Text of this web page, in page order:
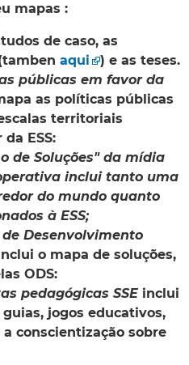
mapas :
de caso, as
aqui
) e as teses.
públicas em favor da
as políticas públicas
territoriais
ESS:
de Soluções" da mídia
inclui tanto uma
do mundo quanto
à ESS;
Desenvolvimento
o mapa de soluções,
ODS:
pedagógicas SSE inclui
jogos educativos,
conscientização sobre